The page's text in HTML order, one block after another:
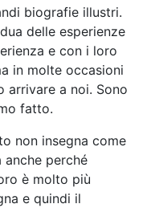
biografie illustri.
delle esperienze
e con i loro
in molte occasioni
arrivare a noi. Sono
fatto.
non insegna come
perché
è molto più
e quindi il